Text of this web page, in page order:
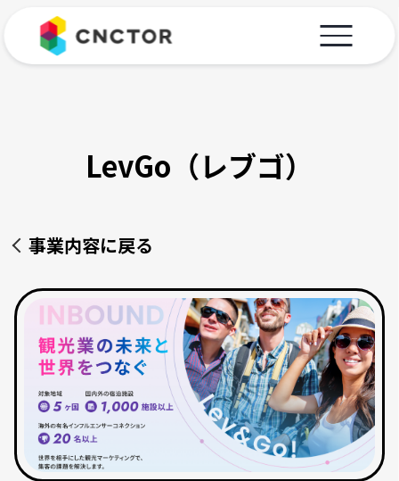
LevGo（レブゴ）
事業内容に戻る